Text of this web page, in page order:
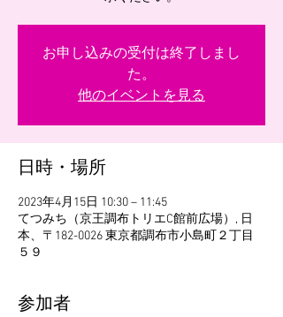
お申し込みの受付は終了しまし
た。
他のイベントを見る
日時・場所
2023年4月15日 10:30 – 11:45
てつみち（京王調布トリエC館前広場）, 日
本、〒182-0026 東京都調布市小島町２丁目
５９
参加者